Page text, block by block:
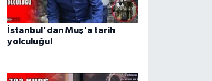
İstanbul'dan Muş'a tarih
yolculuğu!